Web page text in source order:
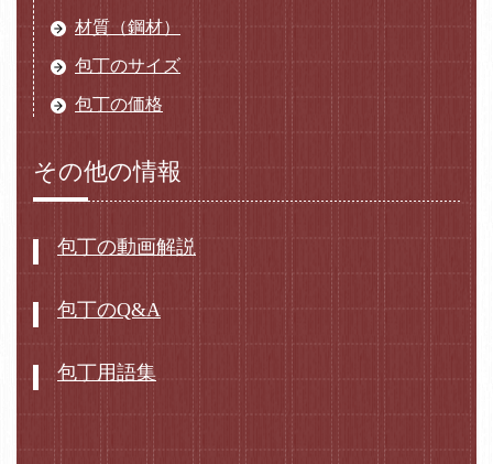
材質（鋼材）
包丁のサイズ
包丁の価格
その他の情報
包丁の動画解説
包丁のQ&A
包丁用語集